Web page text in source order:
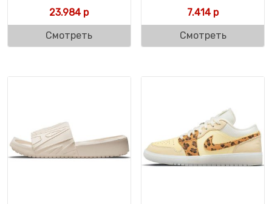
23.984р
Смотреть
7.414р
Смотреть